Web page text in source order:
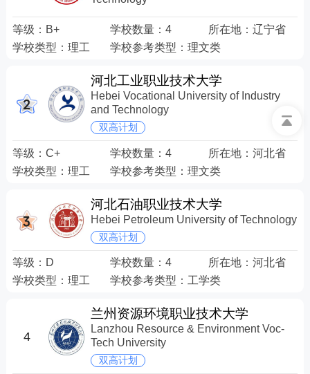
等级： B+ 学校数量：4 所在地： 辽宁省
学校类型： 理工 学校参考类型：理文类
河北工业职业技术大学
Hebei Vocational University of Industry
and Technology
双高计划
等级： C+ 学校数量：4 所在地： 河北省
学校类型： 理工 学校参考类型：理文类
河北石油职业技术大学
Hebei Petroleum University of Technology
双高计划
等级： D 学校数量：4 所在地： 河北省
学校类型： 理工 学校参考类型：工学类
4
兰州资源环境职业技术大学
Lanzhou Resource & Environment Voc-
Tech University
双高计划